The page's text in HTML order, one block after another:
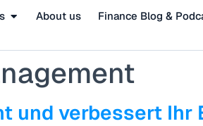
About us Finance Blog &
und verbessert Ihr